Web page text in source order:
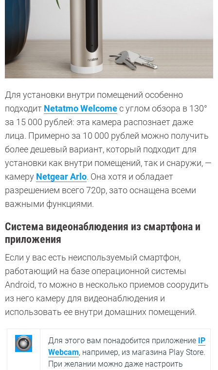
Для установки внутри помещений особенно
подходит Netatmo Welcomeс углом обзора в 130°
за 15 000 рублей: эта камера распознает даже
лица. Примерно за 10 000 рублей можно получить
более дешевый вариант, который подходит для
установки как внутри помещений, так и снаружи, —
камеру Netgear Arlo. Она хотя и обладает
разрешением всего 720p, зато оснащена всеми
важными функциями.
Система видеонаблюдения из смартфона и
приложения
Если у вас есть неиспользуемый смартфон,
работающий на базе операционной системы
Android, то можно в несколько приемов соорудить
из него камеру для видеонаблюдения и
использовать ее внутри домашних помещений.
Для этого вам понадобится приложение IP
Webcam, напри­мер, из магазина Play Store.
При желании можно даже настроить